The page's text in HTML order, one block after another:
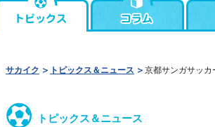
サカイク トピックス＆ニュース 京都サンガサッカ
トピックス＆ニュース